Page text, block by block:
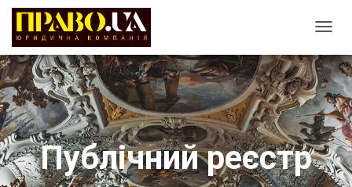
O
G
G
L
E
N
A
Публічний реєстр